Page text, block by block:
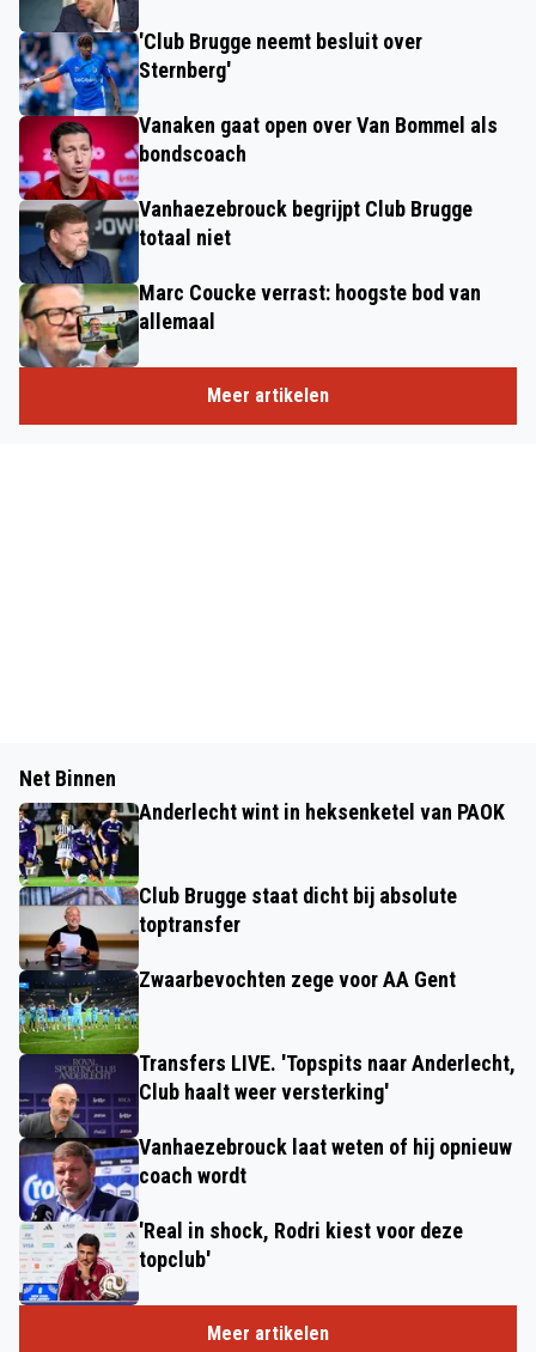
'Club Brugge neemt besluit over
Sternberg'
Vanaken gaat open over Van Bommel als
bondscoach
Vanhaezebrouck begrijpt Club Brugge
totaal niet
Marc Coucke verrast: hoogste bod van
allemaal
Meer artikelen
Net Binnen
Anderlecht wint in heksenketel van PAOK
Club Brugge staat dicht bij absolute
toptransfer
Zwaarbevochten zege voor AA Gent
Transfers LIVE. 'Topspits naar Anderlecht,
Club haalt weer versterking'
Vanhaezebrouck laat weten of hij opnieuw
coach wordt
'Real in shock, Rodri kiest voor deze
topclub'
Meer artikelen